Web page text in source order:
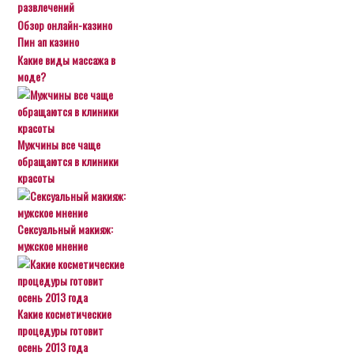
развлечений
Обзор онлайн-казино
Пин ап казино
Какие виды массажа в
моде?
Мужчины все чаще
обращаются в клиники
красоты
Сексуальный макияж:
мужское мнение
Какие косметические
процедуры готовит
осень 2013 года